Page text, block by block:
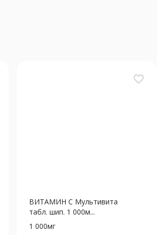
favorite_border
ВИТАМИН С Мультивита
табл. шип. 1 000м...
1 000мг